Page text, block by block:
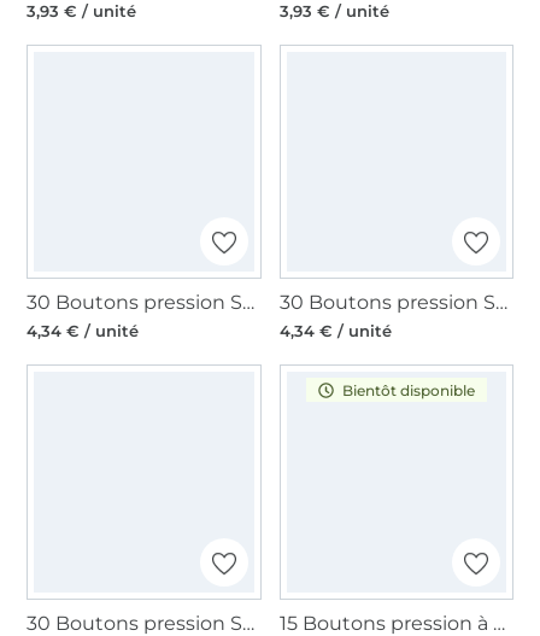
3,93 € / unité 3,93 € / unité
30 Boutons pression Snap Ø12,4mm KAMsnaps Color Mix Veno, rose-bleu clair-crème
4,34 € / unité
30 Boutons pression Snap Ø12,4mm KAMsnaps Color Mix Veno, bleu marine-rouge-blanc
4,34 € / unité
30 Boutons pression Snap Ø12,4mm KAMsnaps Color Mix Veno, bleu océan-turquoise-bleu clair
Bientôt disponible
15 Boutons pression à coudre 16 mm, blanc